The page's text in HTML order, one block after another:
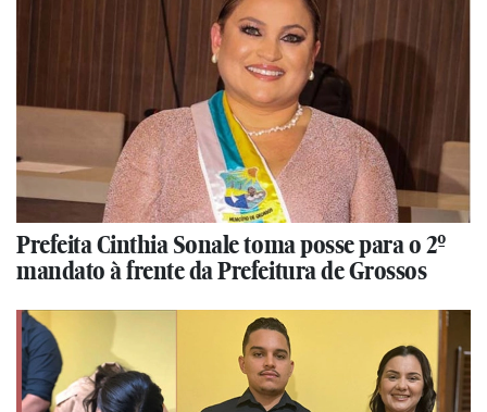
Prefeita Cinthia Sonale toma posse para o 2º
mandato à frente da Prefeitura de Grossos